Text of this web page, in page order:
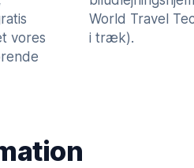
vores
World Travel
i træk).